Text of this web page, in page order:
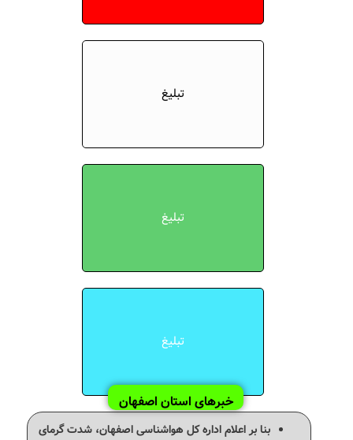
تبلیغ
تبلیغ
تبلیغ
خبرهای استان اصفهان
بنا بر اعلام اداره کل هواشناسی اصفهان، شدت گرمای